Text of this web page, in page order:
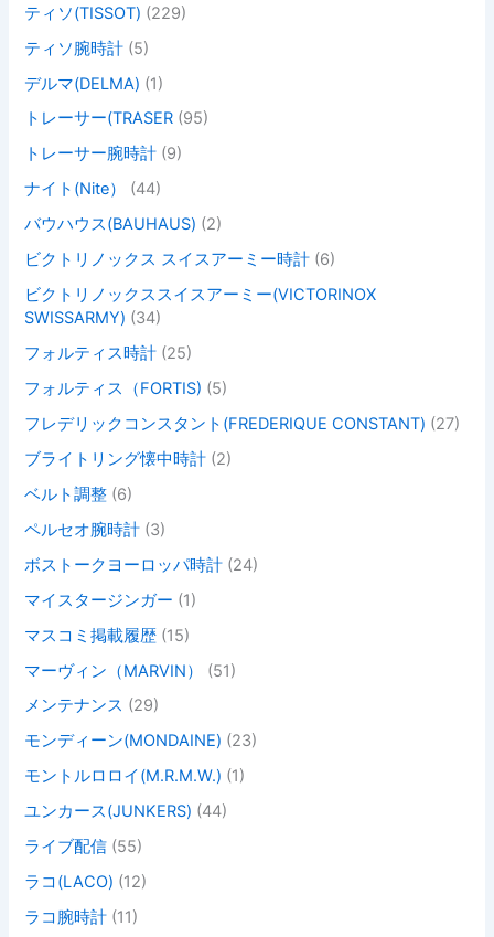
ティソ(TISSOT) (229)
ティソ腕時計 (5)
デルマ(DELMA) (1)
トレーサー(TRASER (95)
トレーサー腕時計 (9)
ナイト(Nite）
(44)
バウハウス(BAUHAUS) (2)
ビクトリノックス スイスアーミー時計 (6)
ビクトリノックススイスアーミー(VICTORINOX
SWISSARMY) (34)
フォルティス時計 (25)
フォルティス（FORTIS) (5)
フレデリックコンスタント(FREDERIQUE CONSTANT) (27)
ブライトリング懐中時計 (2)
ベルト調整 (6)
ペルセオ腕時計 (3)
ボストークヨーロッパ時計 (24)
マイスタージンガー (1)
マスコミ掲載履歴 (15)
マーヴィン（MARVIN）
(51)
メンテナンス (29)
モンディーン(MONDAINE) (23)
モントルロロイ(M.R.M.W.) (1)
ユンカース(JUNKERS) (44)
ライブ配信 (55)
ラコ(LACO) (12)
ラコ腕時計 (11)